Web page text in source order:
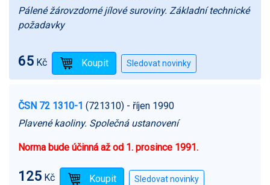
Pálené žárovzdorné jílové suroviny. Základní technické
požadavky
65 Kč
ČSN 72 1310-1 (721310) - říjen 1990
Plavené kaoliny. Společná ustanovení
Norma bude účinná až od 1. prosince 1991.
125 Kč